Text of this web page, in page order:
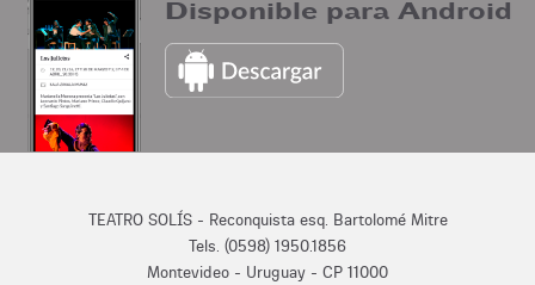
Disponible para Android
TEATRO SOLÍS - Reconquista esq. Bartolomé Mitre
Tels. (0598) 1950.1856
Montevideo - Uruguay - CP 11000